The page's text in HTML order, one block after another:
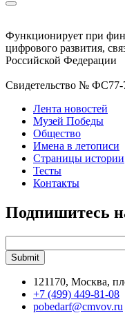
Функционирует при
цифрового развития,
Российской Федерации
Свидетельство № ФС77-
Лента новостей
Музей Победы
Общество
Имена в летописи
Страницы истории
Тесты
Контакты
Подпишитесь
121170, Москва,
+7 (499) 449-81-08
pobedarf@cmvov.ru